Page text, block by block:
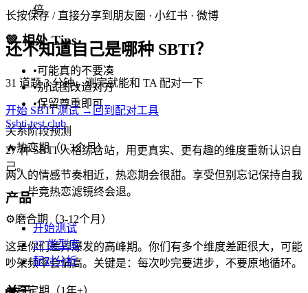
倍。
💚相处 Tips
•可能真的不要凑
•别试图改造对方
•保留尊重即可
关系阶段预测
🔥热恋期（0-3个月）
两人的情感节奏相近，热恋期会很甜。享受但别忘记保持自我
——毕竟热恋滤镜终会退。
⚙️磨合期（3-12个月）
这是你们差异爆发的高峰期。你们有多个维度差距很大，可能
吵架频率会偏高。关键是：每次吵完要进步，不要原地循环。
🏡稳定期（1年+）
长按保存 / 直接分享到朋友圈 · 小红书 · 微博
还不知道自己是哪种 SBTI？
31 道题 3 分钟，测完就能和 TA 配对一下
开始 SBTI 测试 → 回到配对工具
Ssbti-test.club
27 种 SBTI 人格综合站，用更真实、更有趣的维度重新认识自
己。
产品
开始测试
27 类型库
配对分析